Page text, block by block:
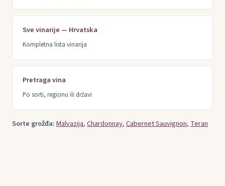
Sve vinarije — Hrvatska
Kompletna lista vinarija
Pretraga vina
Po sorti, regionu ili državi
Sorte grožđa:Malvazija,Chardonnay,Cabernet Sauvignon,Teran